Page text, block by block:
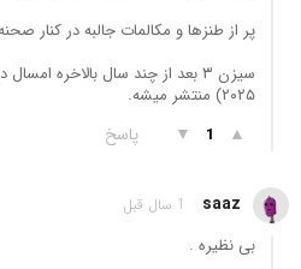
پر از طنزها و مکالمات جالبه در کنار
سیزن ۳ بعد از چند سال بالاخره
۲۰۲۵) منتشر میشه.
▲
1
▼ پاسخ
saaz 1 سال قبل
بی نظیره .